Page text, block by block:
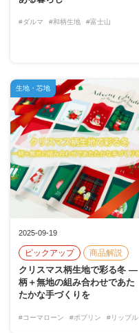
#ダルマ #和柄生地 #富士山
2025-09-19
ピックアップ 商品解説
クリスマス柄生地で彩る冬 ―
柄＋無地の組み合わせであた
たかな手づくりを
#コーマローン #ポプリン #リップル
生地・芯地